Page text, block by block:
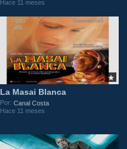
Hace 11 meses
La Masai Blanca
Por:Canal Costa
Hace 11 meses